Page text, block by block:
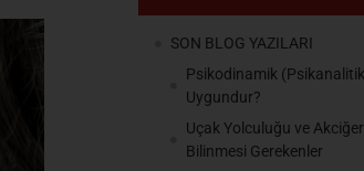
SON BLOG YAZILARI
Psikodinamik
Uygundur?
Uçak Yolculuğu ve
Bilinmesi Gerekenler